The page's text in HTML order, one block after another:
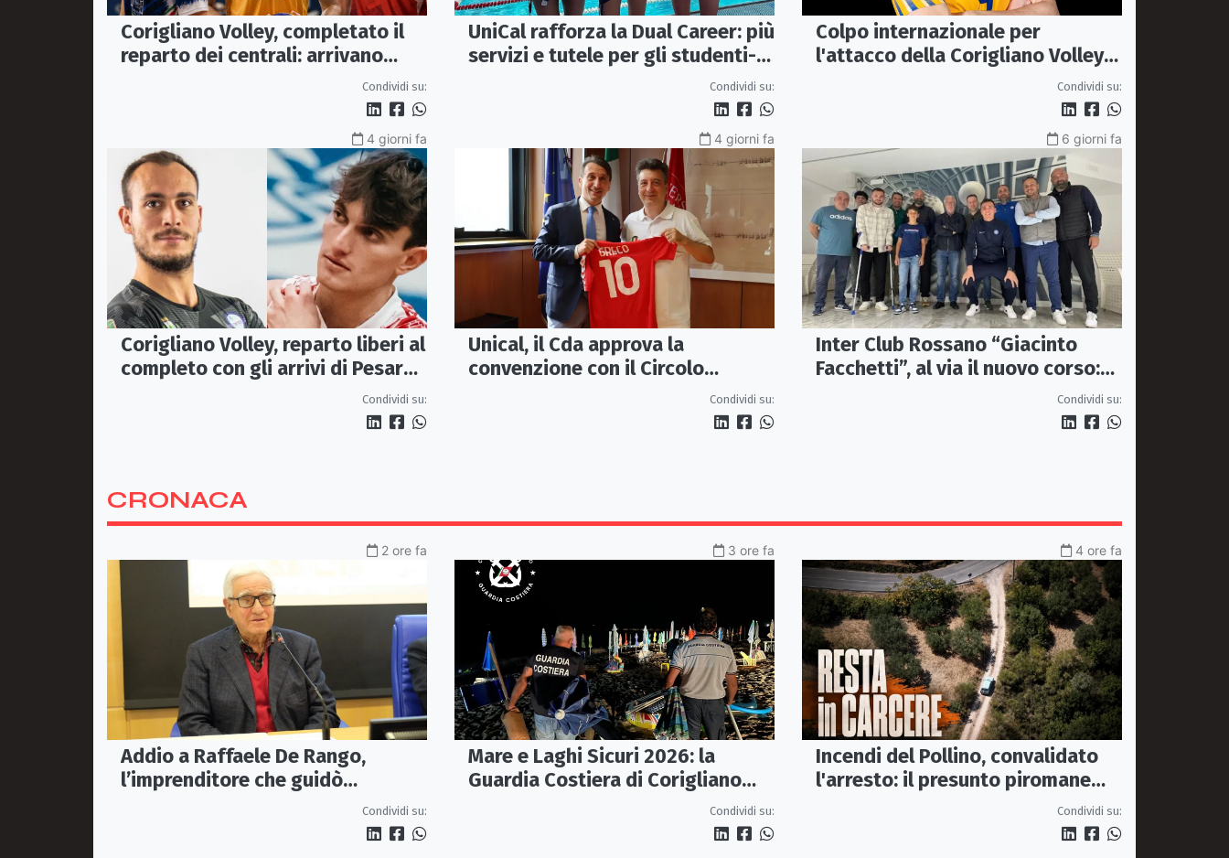
Corigliano Volley, completato il
reparto dei centrali: arrivano
Condividi su:
UniCal rafforza la Dual Career: più
servizi e tutele per gli studenti-
Condividi su:
Colpo internazionale per
l'attacco della Corigliano Volley:
arriva l'opposto svedese Johan
Condividi su:
4 giorni fa
Corigliano Volley, reparto liberi al
completo con gli arrivi di Pesare
Condividi su:
4 giorni fa
Unical, il Cda approva la
convenzione con il Circolo
Condividi su:
6 giorni fa
Inter Club Rossano “Giacinto
Facchetti”, al via il nuovo corso:
passione nerazzurra più viva che
Condividi su:
CRONACA
2 ore fa
Addio a Raffaele De Rango,
l’imprenditore che guidò
Condividi su:
3 ore fa
Mare e Laghi Sicuri 2026: la
Guardia Costiera di Corigliano
controlla il litorale da RoccaCondividi su:
4 ore fa
Incendi del Pollino, convalidato
l'arresto: il presunto piromane
Condividi su: